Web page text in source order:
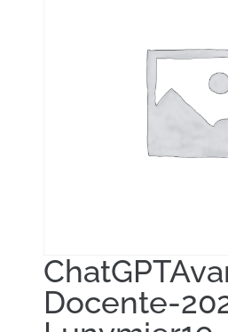
Docente-